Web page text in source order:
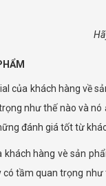
của khách hàng về
như thế nào và
đánh giá tốt từ
hàng vè sản
có tầm quan trọng